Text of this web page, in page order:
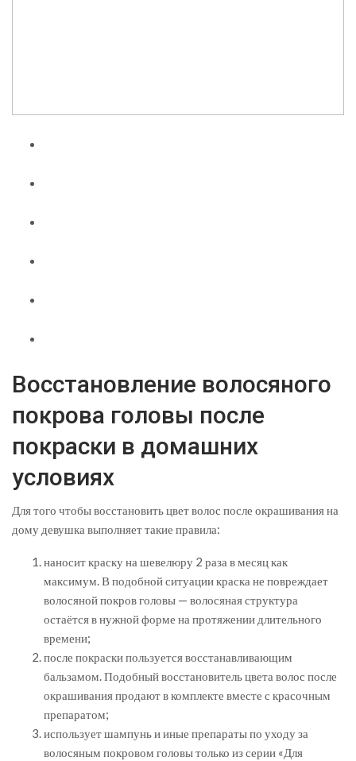
Восстановление волосяного
покрова головы после
покраски в домашних
условиях
Для того чтобы восстановить цвет волос после окрашивания на
дому девушка выполняет такие правила:
наносит краску на шевелюру 2 раза в месяц как
максимум. В подобной ситуации краска не повреждает
волосяной покров головы — волосяная структура
остаётся в нужной форме на протяжении длительного
времени;
после покраски пользуется восстанавливающим
бальзамом. Подобный восстановитель цвета волос после
окрашивания продают в комплекте вместе с красочным
препаратом;
использует шампунь и иные препараты по уходу за
волосяным покровом головы только из серии «Для